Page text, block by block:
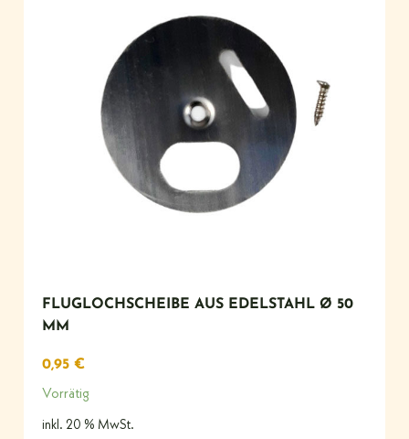
FLUGLOCHSCHEIBE AUS EDELSTAHL Ø 50
MM
0,95 €
Vorrätig
inkl. 20 % MwSt.